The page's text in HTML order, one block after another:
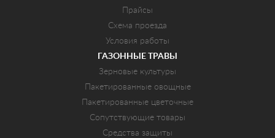
Прайсы
Схема проезда
Условия работы
ГАЗОННЫЕ ТРАВЫ
Зерновые культуры
Пакетированные овощные
Пакетированные цветочные
Сопутствующие товары
Средства защиты